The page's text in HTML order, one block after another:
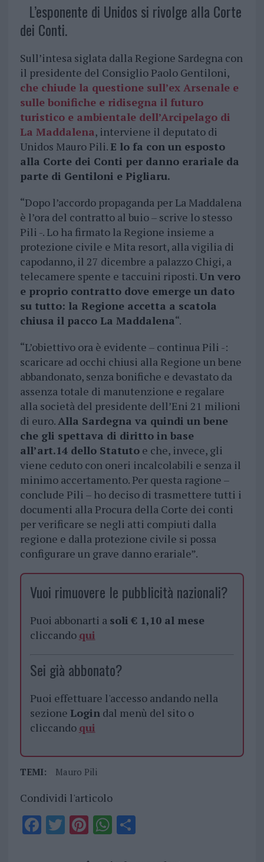
L’esponente di Unidos si rivolge alla Corte
dei Conti.
Sull’intesa siglata dalla Regione Sardegna con
il presidente del Consiglio Paolo Gentiloni,
che chiude la questione sull’ex Arsenale e
sulle bonifiche e ridisegna il futuro
turistico e ambientale dell’Arcipelago di
La Maddalena, interviene il deputato di
Unidos Mauro Pili.E lo fa con un esposto
alla Corte dei Conti per danno erariale da
parte di Gentiloni e Pigliaru.
“Dopo l’accordo propaganda per La Maddalena
è l’ora del contratto al buio – scrive lo stesso
Pili -. Lo ha firmato la Regione insieme a
protezione civile e Mita resort, alla vigilia di
capodanno, il 27 dicembre a palazzo Chigi, a
telecamere spente e taccuini riposti.Un vero
e proprio contratto dove emerge un dato
su tutto: la Regione accetta a scatola
chiusa il pacco La Maddalena“.
“L’obiettivo ora è evidente – continua Pili -:
scaricare ad occhi chiusi alla Regione un bene
abbandonato, senza bonifiche e devastato da
assenza totale di manutenzione e regalare
alla società del presidente dell’Eni 21 milioni
di euro.Alla Sardegna va quindi un bene
che gli spettava di diritto in base
all’art.14 dello Statutoe che, invece, gli
viene ceduto con oneri incalcolabili e senza il
minimo accertamento. Per questa ragione –
conclude Pili – ho deciso di trasmettere tutti i
documenti alla Procura della Corte dei conti
per verificare se negli atti compiuti dalla
regione e dalla protezione civile si possa
configurare un grave danno erariale”.
Vuoi rimuovere le pubblicità nazionali?
Puoi abbonarti a soli € 1,10 al mese
cliccando qui
Sei già abbonato?
Puoi effettuare l'accesso andando nella
sezione Logindal menù del sito o
cliccando qui
TEMI: Mauro Pili
Condividi l'articolo
F T PiWS